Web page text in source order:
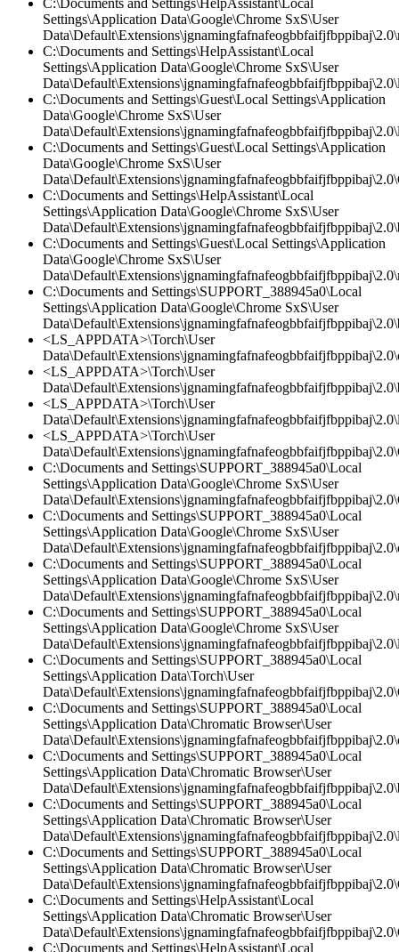
C:\Documents and Settings\HelpAssistant\Local
Settings\Application Data\Google\Chrome SxS\User
C:\Documents and Settings\HelpAssistant\Local
Settings\Application Data\Google\Chrome SxS\User
C:\Documents and Settings\Guest\Local Settings\Application
Data\Google\Chrome SxS\User
C:\Documents and Settings\Guest\Local Settings\Application
Data\Google\Chrome SxS\User
C:\Documents and Settings\HelpAssistant\Local
Settings\Application Data\Google\Chrome SxS\User
C:\Documents and Settings\Guest\Local Settings\Application
Data\Google\Chrome SxS\User
C:\Documents and Settings\SUPPORT_388945a0\Local
Settings\Application Data\Google\Chrome SxS\User
<LS_APPDATA>\Torch\User
<LS_APPDATA>\Torch\User
<LS_APPDATA>\Torch\User
<LS_APPDATA>\Torch\User
C:\Documents and Settings\SUPPORT_388945a0\Local
Settings\Application Data\Google\Chrome SxS\User
C:\Documents and Settings\SUPPORT_388945a0\Local
Settings\Application Data\Google\Chrome SxS\User
C:\Documents and Settings\SUPPORT_388945a0\Local
Settings\Application Data\Google\Chrome SxS\User
C:\Documents and Settings\SUPPORT_388945a0\Local
Settings\Application Data\Google\Chrome SxS\User
C:\Documents and Settings\SUPPORT_388945a0\Local
Settings\Application Data\Torch\User
C:\Documents and Settings\SUPPORT_388945a0\Local
Settings\Application Data\Chromatic Browser\User
C:\Documents and Settings\SUPPORT_388945a0\Local
Settings\Application Data\Chromatic Browser\User
C:\Documents and Settings\SUPPORT_388945a0\Local
Settings\Application Data\Chromatic Browser\User
C:\Documents and Settings\SUPPORT_388945a0\Local
Settings\Application Data\Chromatic Browser\User
C:\Documents and Settings\HelpAssistant\Local
Settings\Application Data\Chromatic Browser\User
C:\Documents and Settings\HelpAssistant\Local